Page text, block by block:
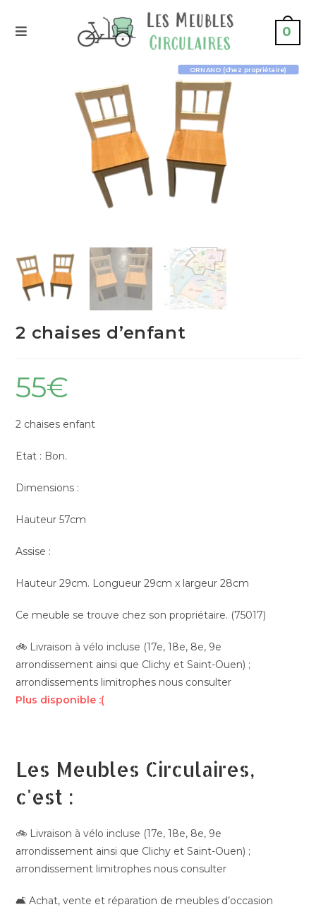
0
ORNANO (chez propriétaire)
2 chaises d’enfant
55€
2 chaises enfant
Etat : Bon.
Dimensions :
Hauteur 57cm
Assise :
Hauteur 29cm. Longueur 29cm x largeur 28cm
Ce meuble se trouve chez son propriétaire. (75017)
🚲 Livraison à vélo incluse (17e, 18e, 8e, 9e
arrondissement ainsi que Clichy et Saint-Ouen) ;
arrondissements limitrophes nous consulter
Plus disponible :(
Les Meubles Circulaires,
c'est :
🚲 Livraison à vélo incluse (17e, 18e, 8e, 9e
arrondissement ainsi que Clichy et Saint-Ouen) ;
arrondissement limitrophes nous consulter
🛋️ Achat, vente et réparation de meubles d’occasion